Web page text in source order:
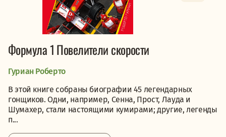
Формула 1 Повелители скорости
Гуриан Роберто
В этой книге собраны биографии 45 легендарных
гонщиков. Одни, например, Сенна, Прост, Лауда и
Шумахер, стали настоящими кумирами; другие, легенды
п...